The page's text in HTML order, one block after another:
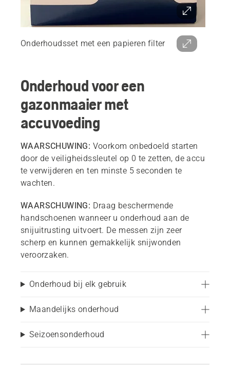
Onderhoudsset met een papieren filter
Onderhoud voor een
gazonmaaier met
accuvoeding
WAARSCHUWING: Voorkom onbedoeld starten
door de veiligheidssleutel op 0 te zetten, de accu
te verwijderen en ten minste 5 seconden te
wachten.
WAARSCHUWING: Draag beschermende
handschoenen wanneer u onderhoud aan de
snijuitrusting uitvoert. De messen zijn zeer
scherp en kunnen gemakkelijk snijwonden
veroorzaken.
Onderhoud bij elk gebruik
Maandelijks onderhoud
Seizoensonderhoud